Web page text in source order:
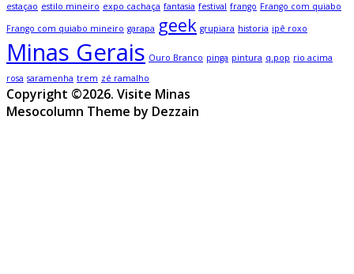
estaçao estilo mineiro expo cachaça fantasia festival frango Frango com quiabo
Frango com quiabo mineiro garapa geek grupiara historia ipê roxo
Minas Gerais Ouro Branco pinga pintura q.pop rio acima
rosa saramenha trem zé ramalho
Copyright ©2026. Visite Minas
Mesocolumn Theme by Dezzain